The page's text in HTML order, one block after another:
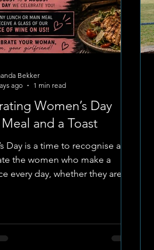
Women’s Day
and a Toast
Day is a time to recognise and
the women who make a
every day, whether they are
The Broken Pot is marking
Bekker
ago
1 min read